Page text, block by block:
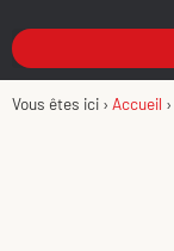
Vous êtes ici › Accueil ›